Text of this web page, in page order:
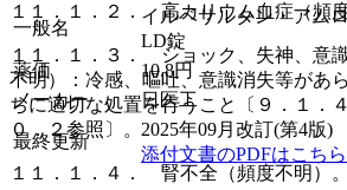
１１．１．２． 高カリウム血症（頻
１１．１．３． ショック、失神、意
不明）：冷感、嘔吐、意識消失等があ
ちに適切な処置を行うこと〔９．１．
０．２参照〕。
１１．１．４． 腎不全（頻度不明）。
一般名
イルベサルタン・アム
LD錠
薬価
10.8円
メーカー
日医工
最終更新
2025年09月改訂(第4版)
添付文書のPDFはこちら